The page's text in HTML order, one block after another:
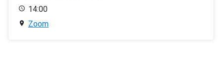
14:00
Zoom